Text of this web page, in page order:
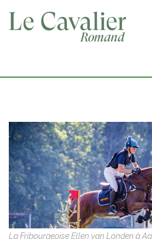
La Fribourgeoise Ellen van Londen à